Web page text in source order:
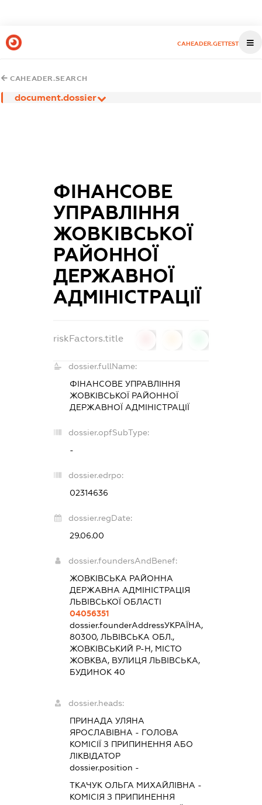
CAHEADER.GETTEST
CAHEADER.SEARCH
document.dossier
ФІНАНСОВЕ
УПРАВЛІННЯ
ЖОВКІВСЬКОЇ
РАЙОННОЇ
ДЕРЖАВНОЇ
АДМІНІСТРАЦІЇ
riskFactors.title
dossier.fullName:
ФІНАНСОВЕ УПРАВЛІННЯ
ЖОВКІВСЬКОЇ РАЙОННОЇ
ДЕРЖАВНОЇ АДМІНІСТРАЦІЇ
dossier.opfSubType:
-
dossier.edrpo:
02314636
dossier.regDate:
29.06.00
dossier.foundersAndBenef:
ЖОВКІВСЬКА РАЙОННА
ДЕРЖАВНА АДМІНІСТРАЦІЯ
ЛЬВІВСЬКОЇ ОБЛАСТІ
04056351
dossier.founderAddressУКРАЇНА,
80300, ЛЬВІВСЬКА ОБЛ.,
ЖОВКІВСЬКИЙ Р-Н, МІСТО
ЖОВКВА, ВУЛИЦЯ ЛЬВІВСЬКА,
БУДИНОК 40
dossier.heads:
ПРИНАДА УЛЯНА
ЯРОСЛАВІВНА - ГОЛОВА
КОМІСІЇ З ПРИПИНЕННЯ АБО
ЛІКВІДАТОР
dossier.position -
ТКАЧУК ОЛЬГА МИХАЙЛІВНА -
КОМІСІЯ З ПРИПИНЕННЯ